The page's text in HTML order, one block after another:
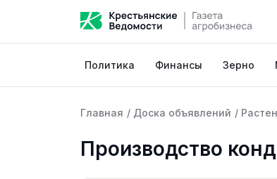
Политика Финансы Зерно
Главная / Доска объявлений /
Производство